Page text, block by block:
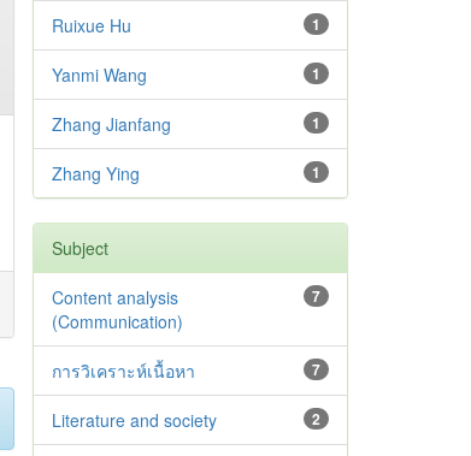
1
Ruixue Hu
1
Yanmi Wang
1
Zhang Jianfang
1
Zhang Ying
Subject
7
Content analysis
(Communication)
7
การวิเคราะห์เนื้อหา
2
Literature and society